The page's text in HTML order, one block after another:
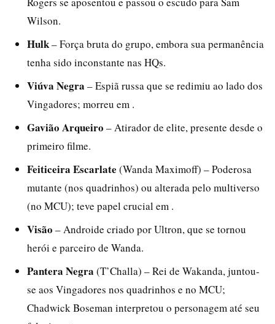
Wilson.
Hulk– Força bruta do grupo, embora sua permanência
tenha sido inconstante nas HQs.
Viúva Negra – Espiã russa que se redimiu ao lado dos
Vingadores; morreu em .
Gavião Arqueiro – Atirador de elite, presente desde o
primeiro filme.
Feiticeira Escarlate (Wanda Maximoff) – Poderosa
mutante (nos quadrinhos) ou alterada pelo multiverso
(no MCU); teve papel crucial em .
Visão – Androide criado por Ultron, que se tornou
herói e parceiro de Wanda.
Pantera Negra (T’Challa) – Rei de Wakanda, juntou-
se aos Vingadores nos quadrinhos e no MCU;
Chadwick Boseman interpretou o personagem até seu